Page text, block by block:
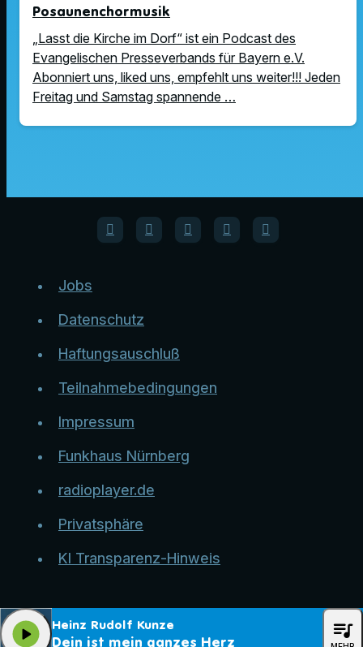
Posaunenchormusik
„Lasst die Kirche im Dorf“ ist ein Podcast des
Evangelischen Presseverbands für Bayern e.V.
Abonniert uns, liked uns, empfehlt uns weiter!!! Jeden
Freitag und Samstag spannende …
Jobs
Datenschutz
Haftungsauschluß
Teilnahmebedingungen
Impressum
Funkhaus Nürnberg
radioplayer.de
Privatsphäre
KI Transparenz-Hinweis
Heinz Rudolf Kunze
Dein ist mein ganzes Herz
play_arrow queue_music